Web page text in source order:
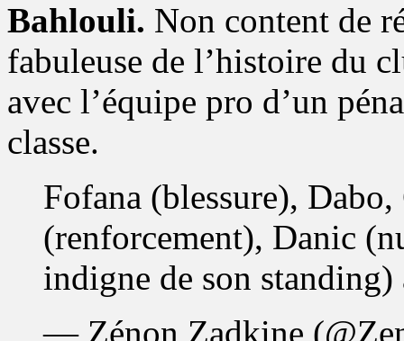
Bahlouli. Non content de
fabuleuse de l’histoire du
avec l’équipe pro d’un
classe.
Fofana (blessure),
(renforcement), Danic
indigne de son standing)
— Zénon Zadkine